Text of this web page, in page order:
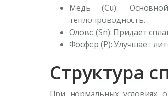
Медь (Cu):
теплопроводность.
Олово (Sn): Придает
Фосфор (P): Улучшает
Структура
При нормальных условиях